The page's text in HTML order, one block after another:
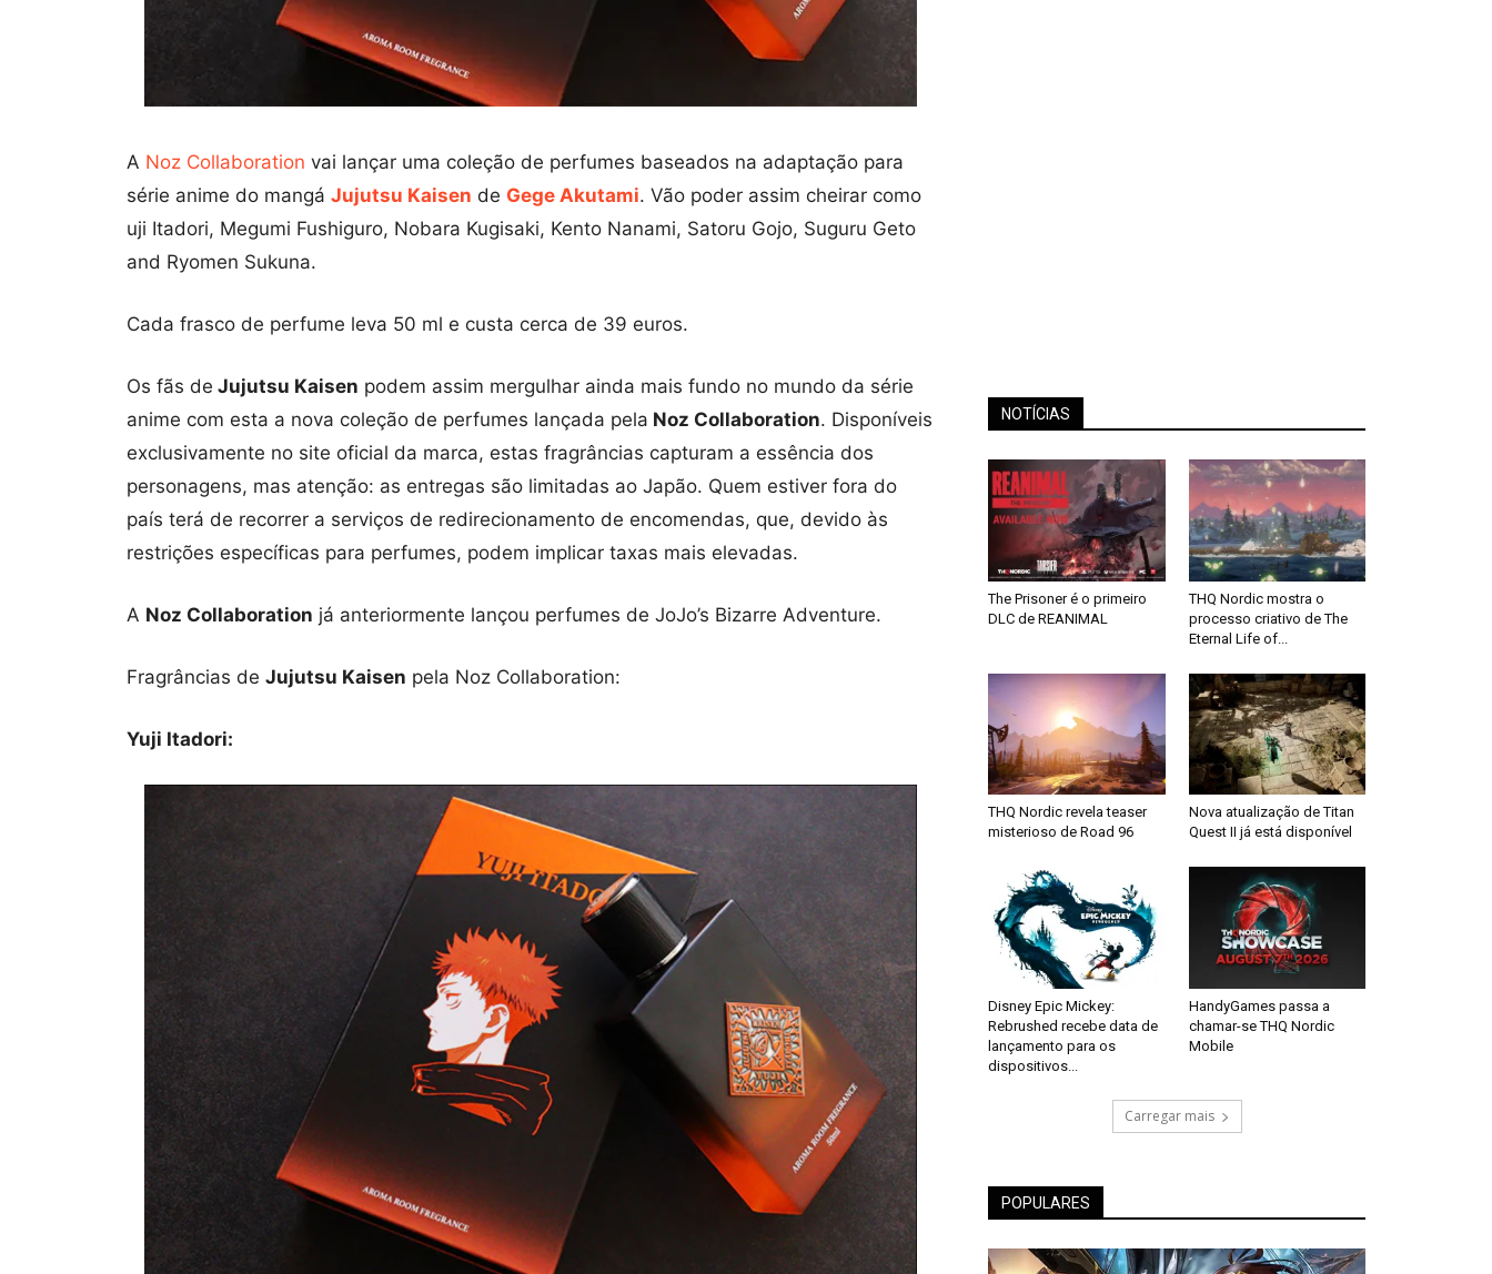
A Noz Collaboration vai lançar uma coleção de perfumes baseados na adaptação para
série anime do mangá Jujutsu Kaisen de Gege Akutami. Vão poder assim cheirar como
uji Itadori, Megumi Fushiguro, Nobara Kugisaki, Kento Nanami, Satoru Gojo, Suguru Geto
and Ryomen Sukuna.
Cada frasco de perfume leva 50 ml e custa cerca de 39 euros.
Os fãs de Jujutsu Kaisen podem assim mergulhar ainda mais fundo no mundo da série
anime com esta a nova coleção de perfumes lançada pela Noz Collaboration. Disponíveis
exclusivamente no site oficial da marca, estas fragrâncias capturam a essência dos
personagens, mas atenção: as entregas são limitadas ao Japão. Quem estiver fora do
país terá de recorrer a serviços de redirecionamento de encomendas, que, devido às
restrições específicas para perfumes, podem implicar taxas mais elevadas.
A Noz Collaboration já anteriormente lançou perfumes de JoJo’s Bizarre Adventure.
Fragrâncias de Jujutsu Kaisen pela Noz Collaboration:
Yuji Itadori:
NOTÍCIAS
The Prisoner é o primeiro
DLC de REANIMAL
THQ Nordic mostra o
processo criativo de The
Eternal Life of...
THQ Nordic revela teaser
misterioso de Road 96
Nova atualização de Titan
Quest II já está disponível
Disney Epic Mickey:
Rebrushed recebe data de
lançamento para os
dispositivos...
HandyGames passa a
chamar-se THQ Nordic
Mobile
Carregar mais
POPULARES